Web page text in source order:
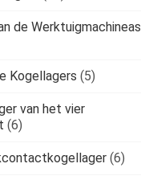
de Werktuigmachineas
Kogellagers (5)
van het vier
(6)
(6)